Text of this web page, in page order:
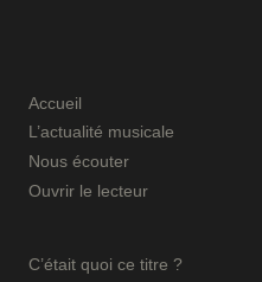
Accueil
L’actualité musicale
Nous écouter
Ouvrir le lecteur
C’était quoi ce titre ?